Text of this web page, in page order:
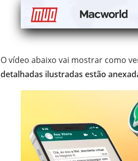
O vídeo abaixo vai mostrar como
detalhadas ilustradas estão